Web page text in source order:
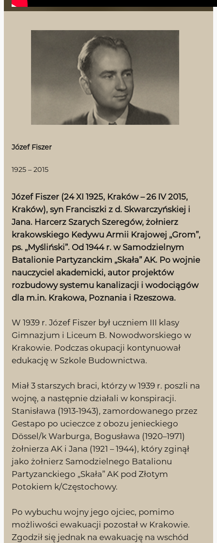
Józef Fiszer
1925 – 2015
Józef Fiszer (24 XI 1925, Kraków – 26 IV 2015,
Kraków), syn Franciszki z d. Skwarczyńskiej i
Jana. Harcerz Szarych Szeregów, żołnierz
krakowskiego Kedywu Armii Krajowej „Grom”,
ps. „Myśliński”. Od 1944 r. w Samodzielnym
Batalionie Partyzanckim „Skała” AK. Po wojnie
nauczyciel akademicki, autor projektów
rozbudowy systemu kanalizacji i wodociągów
dla m.in. Krakowa, Poznania i Rzeszowa.
W 1939 r. Józef Fiszer był uczniem III klasy
Gimnazjum i Liceum B. Nowodworskiego w
Krakowie. Podczas okupacji kontynuował
edukację w Szkole Budownictwa.
Miał 3 starszych braci, którzy w 1939 r. poszli na
wojnę, a następnie działali w konspiracji.
Stanisława (1913-1943), zamordowanego przez
Gestapo po ucieczce z obozu jenieckiego
Dössel/k Warburga, Bogusława (1920–1971)
żołnierza AK i Jana (1921 – 1944), który zginął
jako żołnierz Samodzielnego Batalionu
Partyzanckiego „Skała” AK pod Złotym
Potokiem k/Częstochowy.
Po wybuchu wojny jego ojciec, pomimo
możliwości ewakuacji pozostał w Krakowie.
Zgodził się jednak na ewakuację na wschód